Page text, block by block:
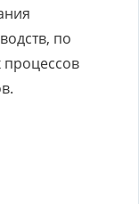
по
процессов